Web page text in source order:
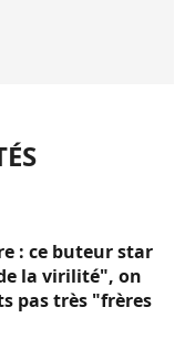
: ce buteur star
la virilité", on
pas très "frères